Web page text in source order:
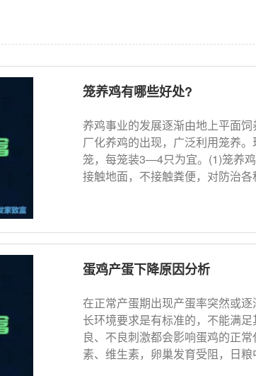
笼养鸡有哪些好处?
养鸡事业的发展逐渐由地上平面
厂化养鸡的出现，广泛利用笼养
笼，每笼装3—4只为宜。(1)笼养
接触地面，不接触粪便，对防治各
蛋鸡产蛋下降原因分析
在正常产蛋期出现产蛋率突然或
长环境要求是有标准的，不能满
良、不良刺激都会影响蛋鸡的
素、维生素，卵巢发育受阻，日